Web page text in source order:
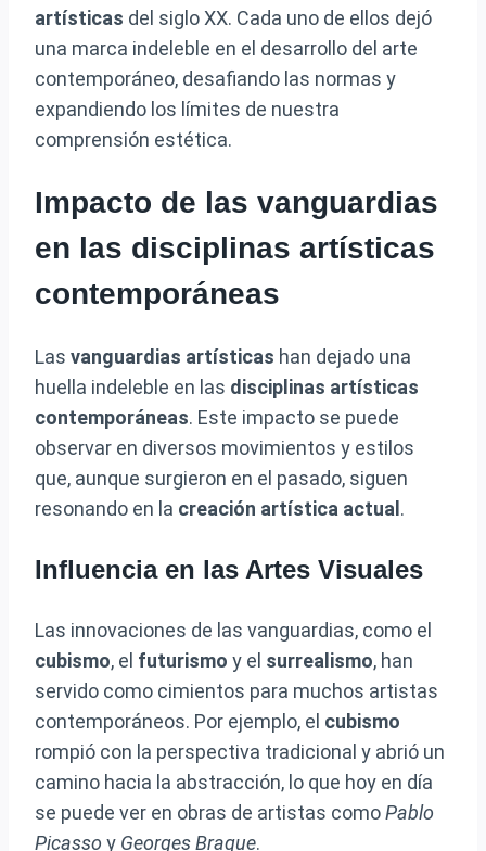
artísticas del siglo XX. Cada uno de ellos dejó
una marca indeleble en el desarrollo del arte
contemporáneo, desafiando las normas y
expandiendo los límites de nuestra
comprensión estética.
Impacto de las vanguardias
en las disciplinas artísticas
contemporáneas
Las vanguardias artísticas han dejado una
huella indeleble en las disciplinas artísticas
contemporáneas. Este impacto se puede
observar en diversos movimientos y estilos
que, aunque surgieron en el pasado, siguen
resonando en la creación artística actual .
Influencia en las Artes Visuales
Las innovaciones de las vanguardias, como el
cubismo, el futurismo y el surrealismo, han
servido como cimientos para muchos artistas
contemporáneos. Por ejemplo, el cubismo
rompió con la perspectiva tradicional y abrió un
camino hacia la abstracción, lo que hoy en día
se puede ver en obras de artistas comoPablo
Picasso y Georges Braque.